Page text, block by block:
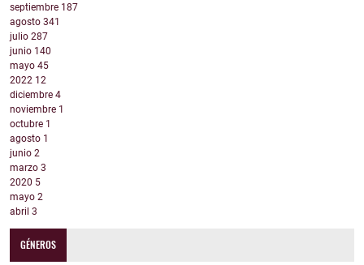
septiembre 187
agosto 341
julio 287
junio 140
mayo 45
2022 12
diciembre 4
noviembre 1
octubre 1
agosto 1
junio 2
marzo 3
2020 5
mayo 2
abril 3
GÉNEROS